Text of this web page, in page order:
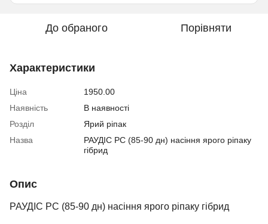
До обраного Порівняти
Характеристики
Ціна
1950.00
Наявність
В наявності
Розділ
Ярий ріпак
Назва
РАУДІС РС (85-90 дн) насіння ярого ріпаку
гібрид
Опис
РАУДІС РС (85-90 дн) насіння ярого ріпаку гібрид